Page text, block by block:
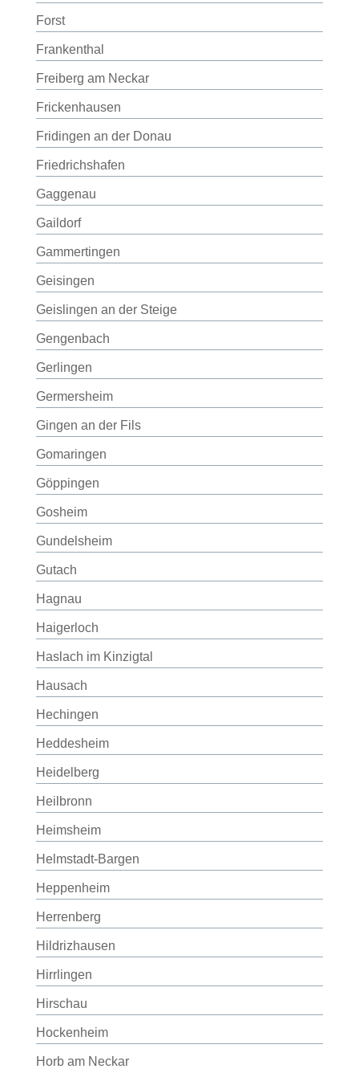
Forst
Frankenthal
Freiberg am Neckar
Frickenhausen
Fridingen an der Donau
Friedrichshafen
Gaggenau
Gaildorf
Gammertingen
Geisingen
Geislingen an der Steige
Gengenbach
Gerlingen
Germersheim
Gingen an der Fils
Gomaringen
Göppingen
Gosheim
Gundelsheim
Gutach
Hagnau
Haigerloch
Haslach im Kinzigtal
Hausach
Hechingen
Heddesheim
Heidelberg
Heilbronn
Heimsheim
Helmstadt-Bargen
Heppenheim
Herrenberg
Hildrizhausen
Hirrlingen
Hirschau
Hockenheim
Horb am Neckar